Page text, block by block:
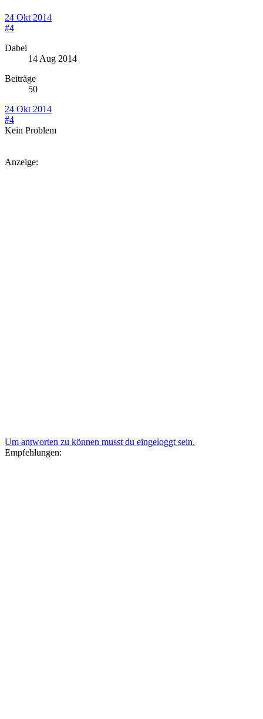
24 Okt 2014
#4
Dabei
14 Aug 2014
Beiträge
50
24 Okt 2014
#4
Kein Problem
Anzeige:
Um antworten zu können musst du eingeloggt sein.
Empfehlungen: